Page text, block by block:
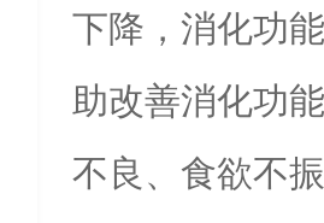
下降，消化功
助改善消化功
不良、食欲不振